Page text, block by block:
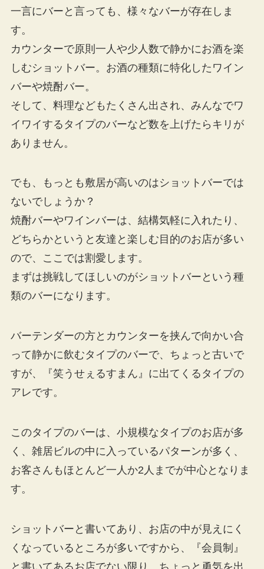
一言にバーと言っても、様々なバーが存在しま
す。
カウンターで原則一人や少人数で静かにお酒を楽
しむショットバー。お酒の種類に特化したワイン
バーや焼酎バー。
そして、料理などもたくさん出され、みんなでワ
イワイするタイプのバーなど数を上げたらキリが
ありません。
でも、もっとも敷居が高いのはショットバーでは
ないでしょうか？
焼酎バーやワインバーは、結構気軽に入れたり、
どちらかというと友達と楽しむ目的のお店が多い
ので、ここでは割愛します。
まずは挑戦してほしいのがショットバーという種
類のバーになります。
バーテンダーの方とカウンターを挟んで向かい合
って静かに飲むタイプのバーで、ちょっと古いで
すが、『笑うせぇるすまん』に出てくるタイプの
アレです。
このタイプのバーは、小規模なタイプのお店が多
く、雑居ビルの中に入っているパターンが多く、
お客さんもほとんど一人か2人までが中心となりま
す。
ショットバーと書いてあり、お店の中が見えにく
くなっているところが多いですから、『会員制』
と書いてあるお店でない限り、ちょっと勇気を出